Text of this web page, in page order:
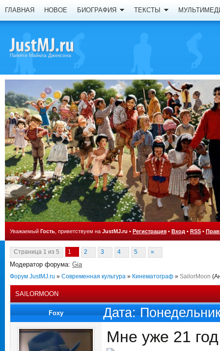
ГЛАВНАЯ НОВОЕ БИОГРАФИЯ ТЕКСТЫ
Памяти Майкла Джексона
Уважаемый Гость , приветствуем на JustMJ.ru • Регистрация • Вход • RSS •
Страница 1 из 5 1 2 3 4 5 »
Модератор форума: Gia
Форум JustMJ.ru » Современная культура » Кинематограф » SailorMoon
SAILORMOON
Foxy Дата:
Мне уже 21